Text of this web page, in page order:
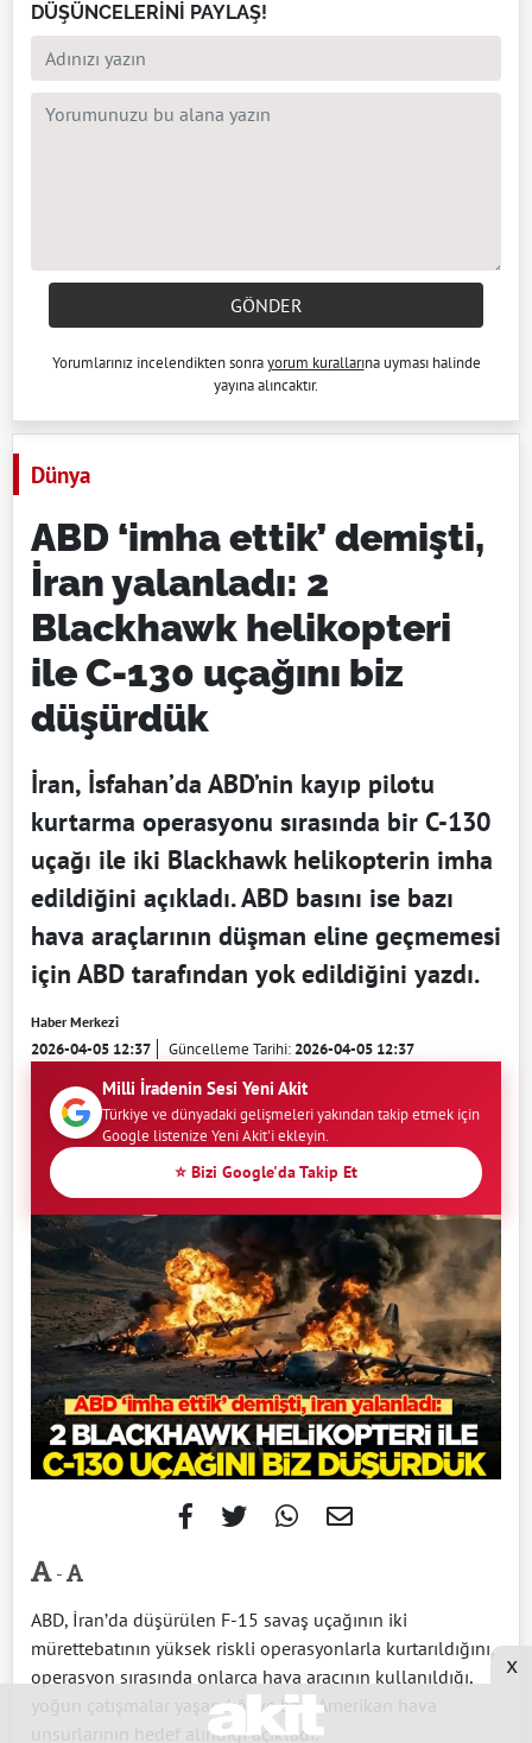
DÜŞÜNCELERİNİ PAYLAŞ!
GÖNDER
Yorumlarınız incelendikten sonrayorum kurallarına uyması halinde
yayına alıncaktır.
Dünya
ABD ‘imha ettik’ demişti,
İran yalanladı: 2
Blackhawk helikopteri
ile C-130 uçağını biz
düşürdük
İran, İsfahan’da ABD’nin kayıp pilotu
kurtarma operasyonu sırasında bir C-130
uçağı ile iki Blackhawk helikopterin imha
edildiğini açıkladı. ABD basını ise bazı
hava araçlarının düşman eline geçmemesi
için ABD tarafından yok edildiğini yazdı.
Haber Merkezi
2026-04-05 12:37 Güncelleme Tarihi:2026-04-05 12:37
Milli İradenin Sesi Yeni Akit
Türkiye ve dünyadaki gelişmeleri yakından takip etmek için
Google listenize Yeni Akit'i ekleyin.
⭐ Bizi Google'da Takip Et
-
ABD, İran’da düşürülen F-15 savaş uçağının iki
mürettebatının yüksek riskli operasyonlarla kurtarıldığını,
operasyon sırasında onlarca hava aracının kullanıldığı,
yoğun çatışmalar yaşandığı ve bazı Amerikan hava
unsurlarının hedef alındığı açıkladı.
x